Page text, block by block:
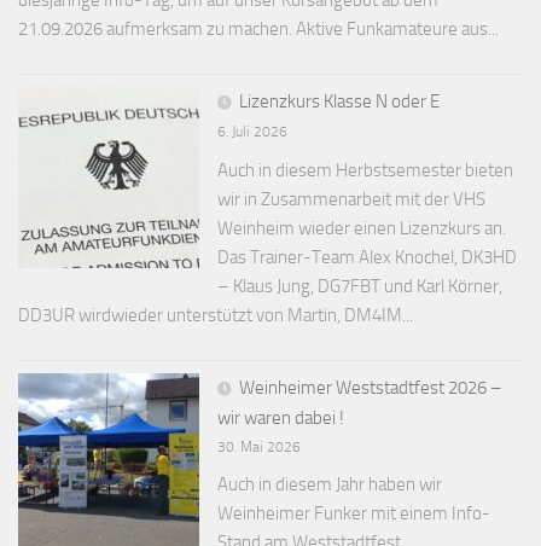
21.09.2026 aufmerksam zu machen. Aktive Funkamateure aus...
Lizenzkurs Klasse N oder E
6. Juli 2026
Auch in diesem Herbstsemester bieten
wir in Zusammenarbeit mit der VHS
Weinheim wieder einen Lizenzkurs an.
Das Trainer-Team Alex Knochel, DK3HD
– Klaus Jung, DG7FBT und Karl Körner,
DD3UR wirdwieder unterstützt von Martin, DM4IM...
Weinheimer Weststadtfest 2026 –
wir waren dabei !
30. Mai 2026
Auch in diesem Jahr haben wir
Weinheimer Funker mit einem Info-